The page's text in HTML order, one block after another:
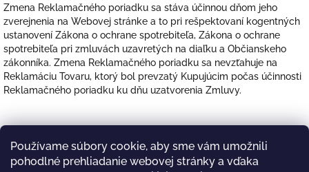
Používame súbory cookie, aby sme vám umožnili
pohodlné prehliadanie webovej stránky a vďaka
Zmena Reklamačného poriadku sa stáva účinnou dňom jeho
zverejnenia na Webovej stránke a to pri rešpektovaní kogentných
ustanovení Zákona o ochrane spotrebiteľa, Zákona o ochrane
spotrebiteľa pri zmluvách uzavretých na diaľku a Občianskeho
zákonníka. Zmena Reklamačného poriadku sa nevzťahuje na
Reklamáciu Tovaru, ktorý bol prevzatý Kupujúcim počas účinnosti
Reklamačného poriadku ku dňu uzatvorenia Zmluvy.